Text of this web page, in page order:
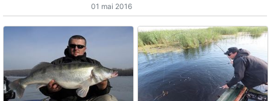
01 mai 2016